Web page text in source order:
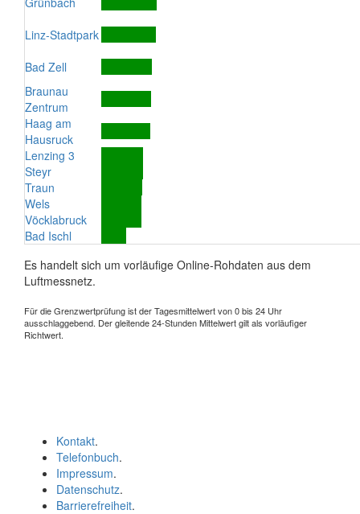
Linz-Stadtpark
Bad Zell
Braunau
Zentrum
Haag am
Hausruck
Lenzing 3
Steyr
Traun
Wels
Vöcklabruck
Bad Ischl
Es handelt sich um vorläufige Online-Rohdaten aus dem
Luftmessnetz.
Für die Grenzwertprüfung ist der Tagesmittelwert von 0 bis 24 Uhr
ausschlaggebend. Der gleitende 24-Stunden Mittelwert gilt als vorläufiger
Richtwert.
Kontakt.
Telefonbuch.
Impressum.
Datenschutz.
Barrierefreiheit.